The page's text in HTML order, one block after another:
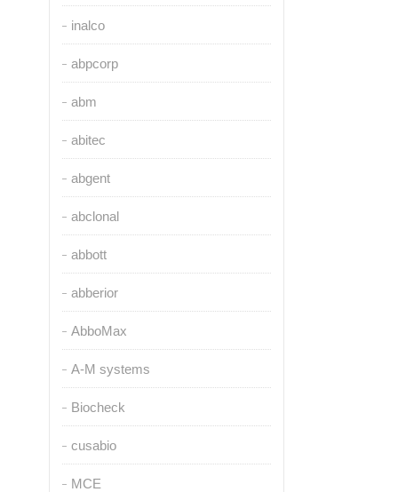
inalco
abpcorp
abm
abitec
abgent
abclonal
abbott
abberior
AbboMax
A-M systems
Biocheck
cusabio
MCE